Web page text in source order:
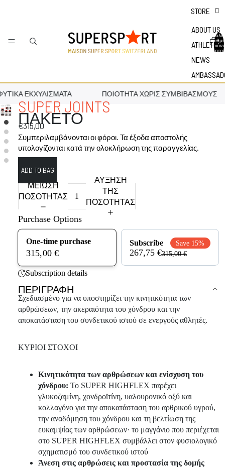
STORE
ABOUT US
ATHLETES
NEWS
στο
ΕΚΧΥΛΊΣΜΑΤΑ ΠΟΙΌΤΗΤΑ ΧΩΡΊΣ ΣΥΜΒΙΒΑΣΜΟΎΣ
SUPER JOINTS
ΠΑΚΕΤΟ
€315,00
Συμπεριλαμβάνονται οι φόροι. Τα έξοδα αποστολής
υπολογίζονται κατά την ολοκλήρωση της παραγγελίας.
ΜΕΊΩΣΗ
ΠΟΣΌΤΗΤΑΣ
ΑΎΞΗΣΗ
ΤΗΣ
ΠΟΣΌΤΗΤΑΣ
Purchase Options
One-time purchase
315,00 €
Subscribe Save 15%
267,75 €315,00 €
Subscription details
ΠΕΡΙΓΡΑΦΉ
Σχεδιασμένο για να υποστηρίζει την κινητικότητα των
αρθρώσεων, την ακεραιότητα του χόνδρου και την
αποκατάσταση του συνδετικού ιστού σε ενεργούς αθλητές.
ΚΥΡΙΟΙ ΣΤΟΧΟΙ
Κινητικότητα των αρθρώσεων και ενίσχυση του
χόνδρου: Το SUPER HIGHFLEX παρέχει
γλυκοζαμίνη, χονδροϊτίνη, υαλουρονικό οξύ και
κολλαγόνο για την αποκατάσταση του αρθρικού υγρού,
την αναδόμηση του χόνδρου και τη βελτίωση της
ευκαμψίας των αρθρώσεων· το μαγγάνιο που περιέχεται
στο SUPER HIGHFLEX συμβάλλει στον φυσιολογικό
σχηματισμό του συνδετικού ιστού
Άνεση στις αρθρώσεις και προστασία της δομής